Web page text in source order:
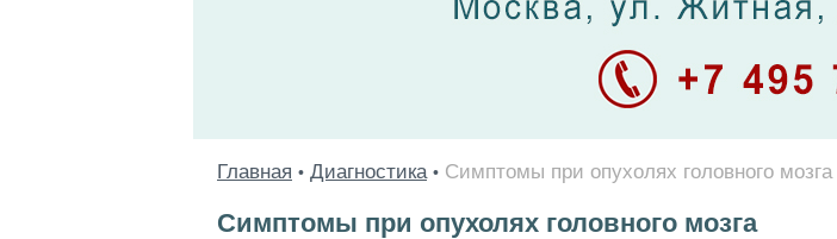
Главная • Диагностика • Симптомы при опухолях головного мозга
Симптомы при опухолях головного мозга